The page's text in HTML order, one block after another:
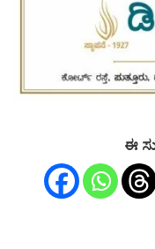
ಈ